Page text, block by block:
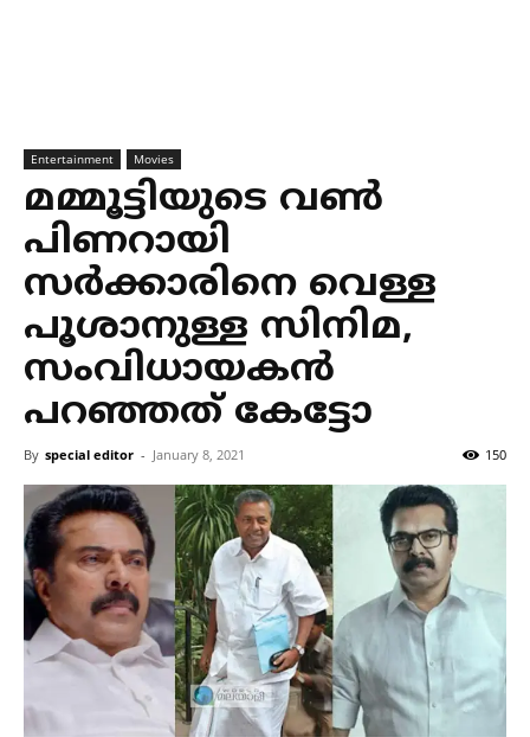
Entertainment Movies
മമ്മൂട്ടിയുടെ വൺ
പിണറായി
സർക്കാരിനെ വെള്ള
പൂശാനുള്ള സിനിമ,
സംവിധായകൻ
പറഞ്ഞത് കേട്ടോ
By special editor - January 8, 2021 150